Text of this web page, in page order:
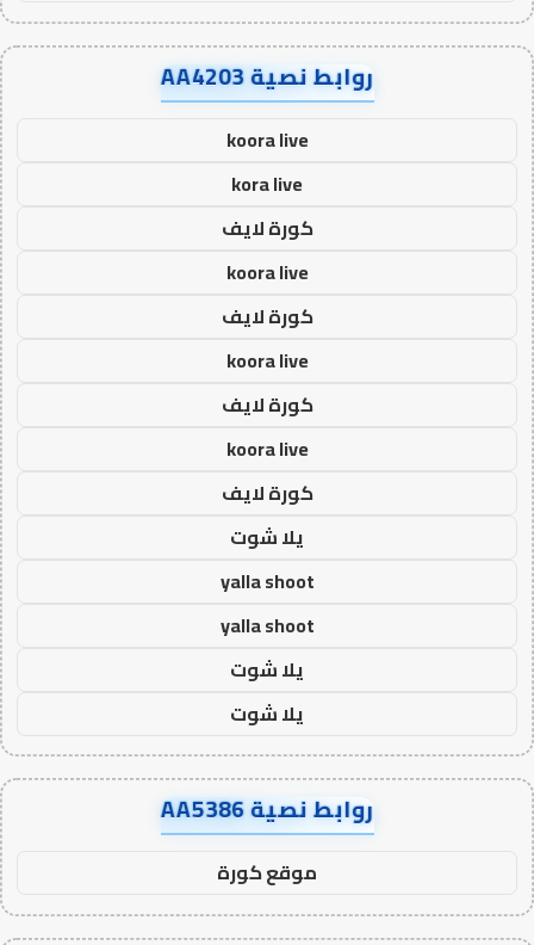
روابط نصية AA4203
koora live
kora live
كورة لايف
koora live
كورة لايف
koora live
كورة لايف
koora live
كورة لايف
يلا شوت
yalla shoot
yalla shoot
يلا شوت
يلا شوت
روابط نصية AA5386
موقع كورة